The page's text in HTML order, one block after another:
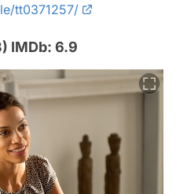
tt0371257/
IMDb: 6.9